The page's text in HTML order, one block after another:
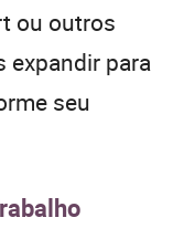
ou outros
expandir para
seu